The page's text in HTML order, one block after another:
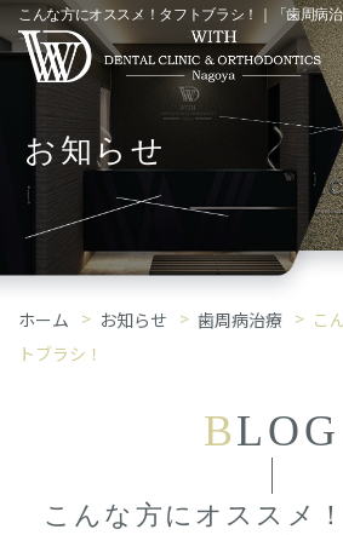
こ
お知らせ
ホーム お知らせ 歯周病治療
こ
トブラシ！
BLOG
こんな方にオススメ